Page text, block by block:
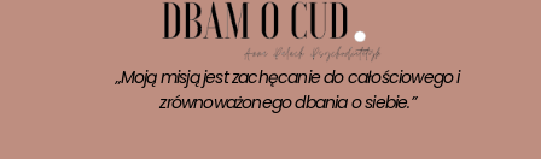
„Moją misją jest zachęcanie do całościowego i
zrównoważonego dbania o siebie.”